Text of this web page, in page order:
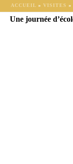
ACCUEIL » VISITES »
Une journée